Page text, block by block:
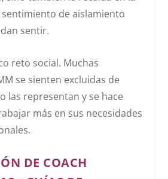
de aislamiento
sentir.
reto social. Muchas
se sienten excluidas de
las representan y se hace
más en sus necesidades
DE COACH